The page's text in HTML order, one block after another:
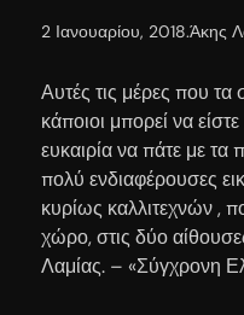
2 Ιανουαρίου, 2018.Άκης
Αυτές τις μέρες που τα
κάποιοι μπορεί να
ευκαιρία να πάτε με τα
πολύ ενδιαφέρουσες
κυρίως καλλιτεχνών ,
χώρο, στις δύο
Λαμίας. – «Σύγχρονη